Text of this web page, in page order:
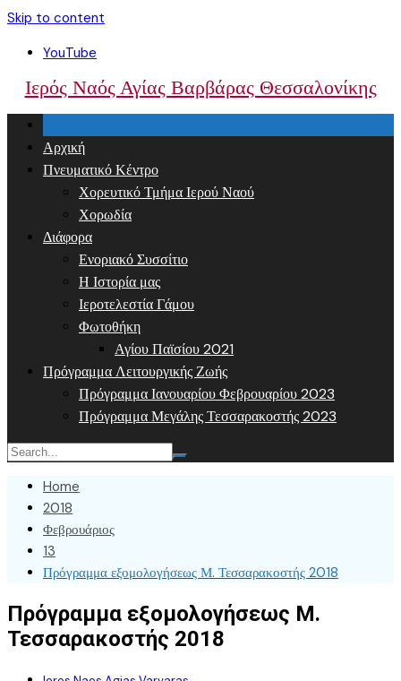
Skip to content
YouTube
Ιερός Ναός Αγίας Βαρβάρας Θεσσαλονίκης
Αρχική
Πνευματικό Κέντρο
Χορευτικό Τμήμα Ιερού Ναού
Χορωδία
Διάφορα
Ενοριακό Συσσίτιο
Η Ιστορία μας
Ιεροτελεστία Γάμου
Φωτοθήκη
Αγίου Παϊσίου 2021
Πρόγραμμα Λειτουργικής Ζωής
Πρόγραμμα Ιανουαρίου Φεβρουαρίου 2023
Πρόγραμμα Μεγάλης Τεσσαρακοστής 2023
Home
2018
Φεβρουάριος
13
Πρόγραμμα εξομολογήσεως Μ. Τεσσαρακοστής 2018
Πρόγραμμα εξομολογήσεως Μ.
Τεσσαρακοστής 2018